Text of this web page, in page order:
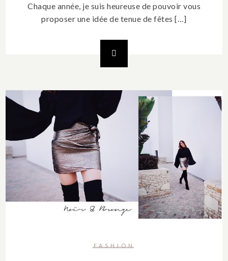
Chaque année, je suis heureuse de pouvoir vous
proposer une idée de tenue de fêtes […]
FASHION